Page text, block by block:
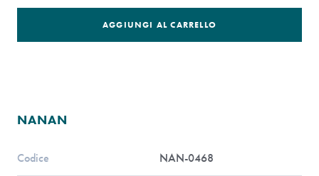
AGGIUNGI AL CARRELLO
NANAN
Codice NAN-0468